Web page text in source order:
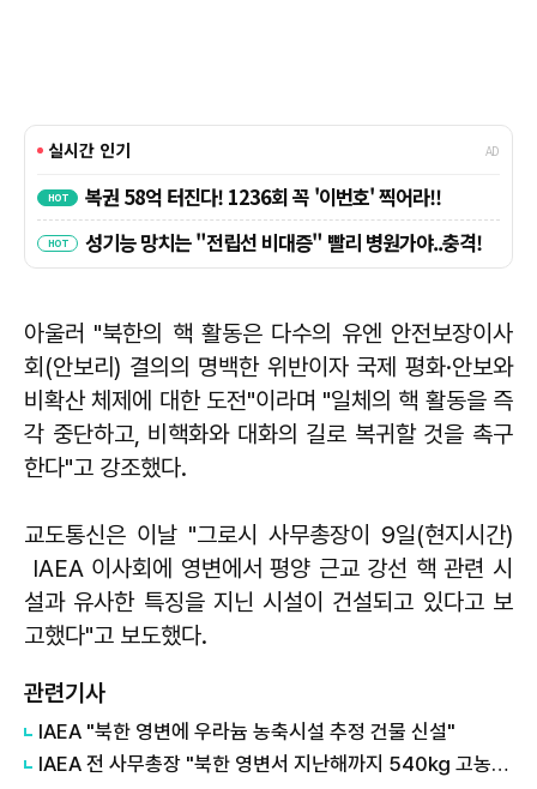
아울러 "북한의 핵 활동은 다수의 유엔 안전보장이사
회(안보리) 결의의 명백한 위반이자 국제 평화·안보와
비확산 체제에 대한 도전"이라며 "일체의 핵 활동을 즉
각 중단하고, 비핵화와 대화의 길로 복귀할 것을 촉구
한다"고 강조했다.
교도통신은 이날 "그로시 사무총장이 9일(현지시간)
IAEA 이사회에 영변에서 평양 근교 강선 핵 관련 시
설과 유사한 특징을 지닌 시설이 건설되고 있다고 보
고했다"고 보도했다.
관련기사
IAEA "북한 영변에 우라늄 농축시설 추정 건물 신설"
IAEA 전 사무총장 "북한 영변서 지난해까지 540㎏ 고농축 우라늄 생산"